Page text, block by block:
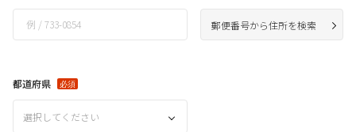
郵便番号から住所を検索
都道府県
選択してください